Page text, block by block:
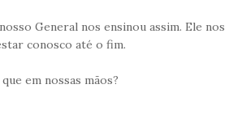
General nos ensinou assim. Ele nos
conosco até o fim.
em nossas mãos?